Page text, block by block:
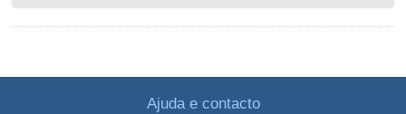
Ajuda e contacto